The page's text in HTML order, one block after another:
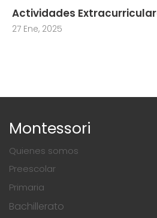
Actividades
27 Ene, 2025
Montessori
Quienes somos
Preescolar
Primaria
Bachillerato